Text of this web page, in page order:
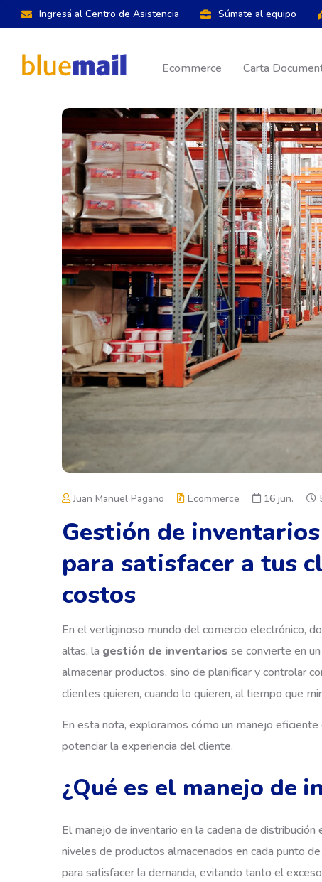
Ingresá al Centro de Asistencia Súmate al equipo
Ecommerce Carta
Juan Manuel Pagano Ecommerce 16 jun.
Gestión de
para satisfacer a tus
costos
En el vertiginoso mundo del comercio electrónico,
altas, la gestión de inventarios se convierte en
almacenar productos, sino de planificar y controlar
clientes quieren, cuando lo quieren, al tiempo que
En esta nota, exploramos cómo un manejo
potenciar la experiencia del cliente.
¿Qué es el manejo de
El manejo de inventario en la cadena de distribución
niveles de productos almacenados en cada punto
para satisfacer la demanda, evitando tanto el